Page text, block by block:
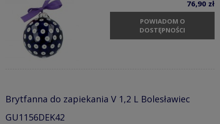
76,90 zł
POWIADOM O
DOSTĘPNOŚCI
Brytfanna do zapiekania V 1,2 L Bolesławiec
GU1156DEK42